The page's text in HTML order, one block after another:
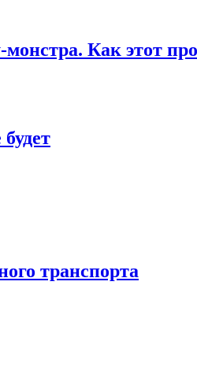
Как этот
транспорта